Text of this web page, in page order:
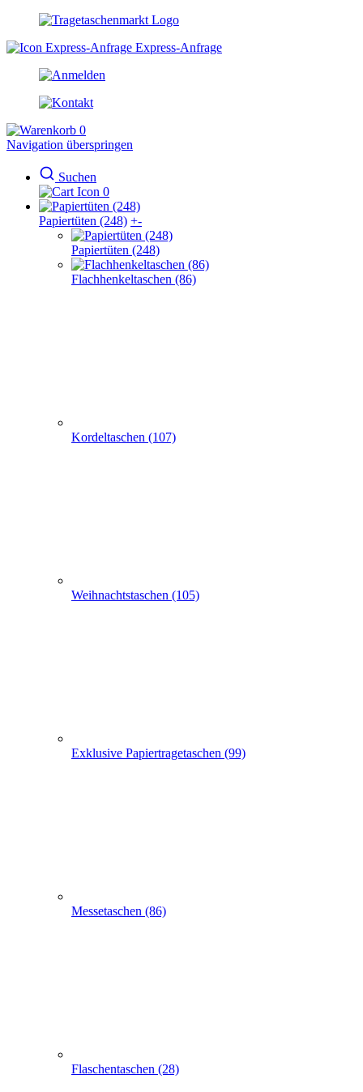
Express-Anfrage
0
Navigation überspringen
Suchen
0
Papiertüten (248) +-
Papiertüten (248)
Flachhenkeltaschen (86)
Kordeltaschen (107)
Weihnachtstaschen (105)
Exklusive Papiertragetaschen (99)
Messetaschen (86)
Flaschentaschen (28)